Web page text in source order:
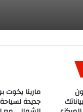
مارينا يخوت
جديدة